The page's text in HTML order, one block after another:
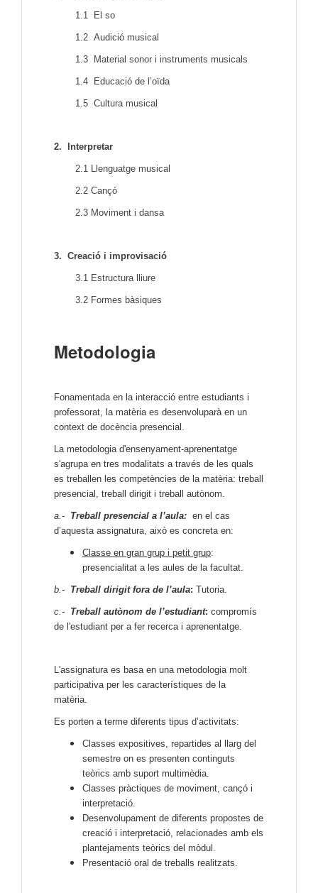
1.1 El so
1.2 Audició musical
1.3 Material sonor i instruments musicals
1.4 Educació de l’oïda
1.5 Cultura musical
2. Interpretar
2.1 Llenguatge musical
2.2 Cançó
2.3 Moviment i dansa
3. Creació i improvisació
3.1 Estructura lliure
3.2 Formes bàsiques
Metodologia
Fonamentada en la interacció entre estudiants i
professorat, la matèria es desenvoluparà en un
context de docència presencial.
La metodologia d'ensenyament-aprenentatge
s'agrupa en tres modalitats a través de les quals
es treballen les competències de la matèria: treball
presencial, treball dirigit i treball autònom.
a.- Treball presencial a l’aula: en el cas
d’aquesta assignatura, això es concreta en:
Classe en gran grup i petit grup:
presencialitat a les aules de la facultat.
b.- Treball dirigit fora de l’aula: Tutoria.
c.- Treball autònom de l’estudiant: compromís
de l'estudiant per a fer recerca i aprenentatge.
L'assignatura es basa en una metodologia molt
participativa per les característiques de la
matèria.
Es porten a terme diferents tipus d’activitats:
Classes expositives, repartides al llarg del
semestre on es presenten continguts
teòrics amb suport multimèdia.
Classes pràctiques de moviment, cançó i
interpretació.
Desenvolupament de diferents propostes de
creació i interpretació, relacionades amb els
plantejaments teòrics del mòdul.
Presentació oral de treballs realitzats.